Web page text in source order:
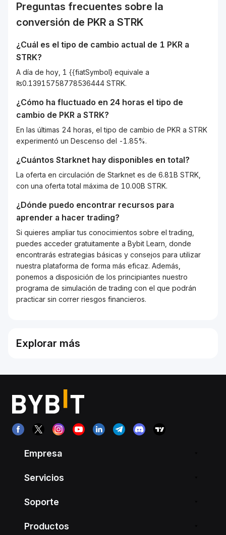
Preguntas frecuentes sobre la
conversión de PKR a STRK
¿Cuál es el tipo de cambio actual de 1 PKR a
STRK?
A día de hoy, 1 {{fiatSymbol} equivale a
₨0.13915758778536444 STRK.
¿Cómo ha fluctuado en 24 horas el tipo de
cambio de PKR a STRK?
En las últimas 24 horas, el tipo de cambio de PKR a STRK
experimentó un Descenso del -1.85%.
¿Cuántos Starknet hay disponibles en total?
La oferta en circulación de Starknet es de 6.81B STRK,
con una oferta total máxima de 10.00B STRK.
¿Dónde puedo encontrar recursos para
aprender a hacer trading?
Si quieres ampliar tus conocimientos sobre el trading,
puedes acceder gratuitamente a Bybit Learn, donde
encontrarás estrategias básicas y consejos para utilizar
nuestra plataforma de forma más eficaz. Además,
ponemos a disposición de los principiantes nuestro
programa de simulación de trading con el que podrán
practicar sin correr riesgos financieros.
Explorar más
Empresa
Servicios
Soporte
Productos